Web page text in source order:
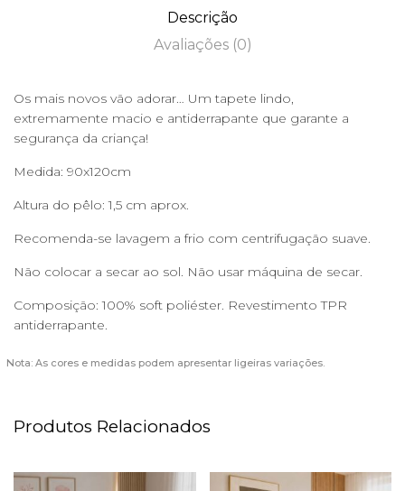
Descrição
Avaliações (0)
Os mais novos vão adorar… Um tapete lindo,
extremamente macio e antiderrapante que garante a
segurança da criança!
Medida: 90x120cm
Altura do pêlo: 1,5 cm aprox.
Recomenda-se lavagem a frio com centrifugação suave.
Não colocar a secar ao sol. Não usar máquina de secar.
Composição: 100% soft poliéster. Revestimento TPR
antiderrapante.
Nota: As cores e medidas podem apresentar ligeiras variações.
Produtos Relacionados